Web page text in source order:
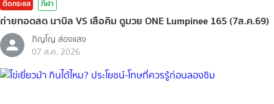
ติดกระแส กีฬา
ถ่ายทอดสด นาบิล VS เสือคิม ดูมวย ONE Lumpinee 165 (7ส.ค.69)
ภิญโญ ส่องแสง
07 ส.ค. 2026